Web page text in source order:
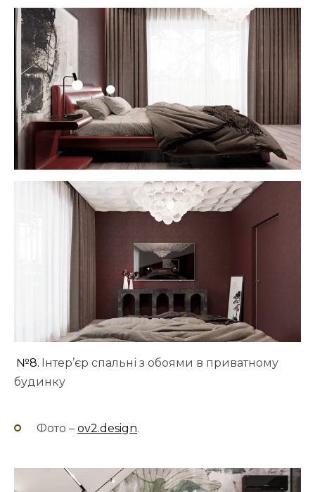
№8. Інтер’єр спальні з обоями в приватному
будинку
Фото – ov2.design.